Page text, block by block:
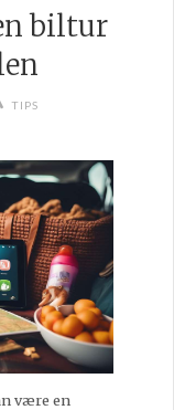
biltur
TIPS
være en